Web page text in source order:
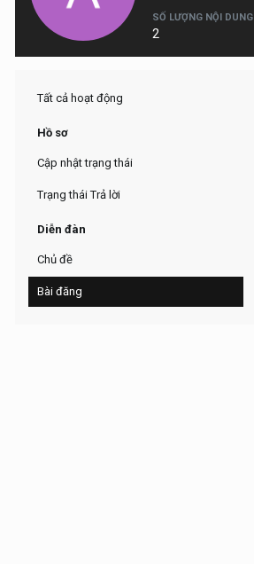
SỐ LƯỢNG NỘI DUNG
2
Tất cả hoạt động
Hồ sơ
Cập nhật trạng thái
Trạng thái Trả lời
Diễn đàn
Chủ đề
Bài đăng